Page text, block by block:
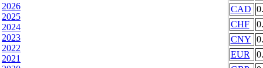
2026
2025
2024
2023
2022
2021
CAD
CHF
CNY
EUR